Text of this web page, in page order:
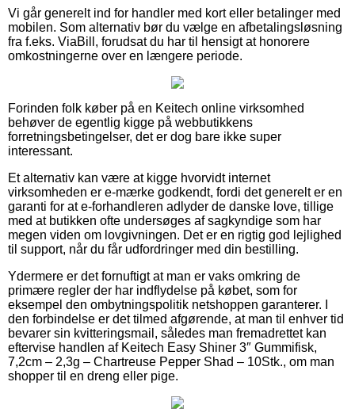
Vi går generelt ind for handler med kort eller betalinger med
mobilen. Som alternativ bør du vælge en afbetalingsløsning
fra f.eks. ViaBill, forudsat du har til hensigt at honorere
omkostningerne over en længere periode.
Forinden folk køber på en Keitech online virksomhed
behøver de egentlig kigge på webbutikkens
forretningsbetingelser, det er dog bare ikke super
interessant.
Et alternativ kan være at kigge hvorvidt internet
virksomheden er e-mærke godkendt, fordi det generelt er en
garanti for at e-forhandleren adlyder de danske love, tillige
med at butikken ofte undersøges af sagkyndige som har
megen viden om lovgivningen. Det er en rigtig god lejlighed
til support, når du får udfordringer med din bestilling.
Ydermere er det fornuftigt at man er vaks omkring de
primære regler der har indflydelse på købet, som for
eksempel den ombytningspolitik netshoppen garanterer. I
den forbindelse er det tilmed afgørende, at man til enhver tid
bevarer sin kvitteringsmail, således man fremadrettet kan
eftervise handlen af Keitech Easy Shiner 3″ Gummifisk,
7,2cm – 2,3g – Chartreuse Pepper Shad – 10Stk., om man
shopper til en dreng eller pige.